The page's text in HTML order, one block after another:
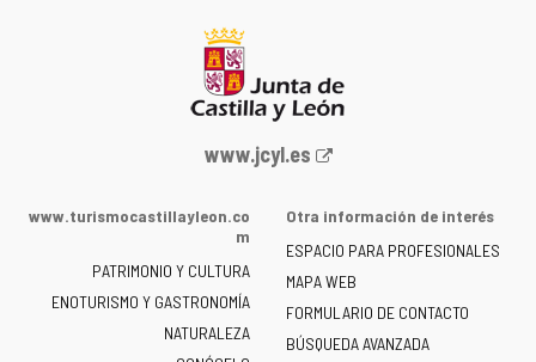
Portal
la
de
Castilla
y
www.jcyl.es
www.turismocastillayleon.co
m
PATRIMONIO Y CULTURA
ENOTURISMO Y GASTRONOMÍA
NATURALEZA
Otra información de interés
ESPACIO PARA PROFESIONALES
MAPA WEB
FORMULARIO DE CONTACTO
BÚSQUEDA AVANZADA